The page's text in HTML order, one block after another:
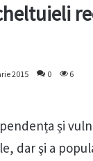
2015 0 6
și
dar şi a